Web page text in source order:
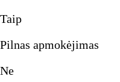
Taip
Pilnas apmokėjimas
Ne